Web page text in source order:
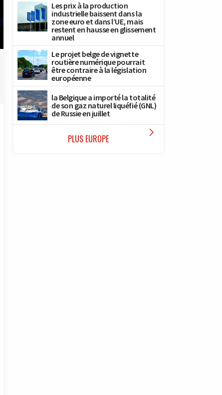
Les prix à la production
industrielle baissent dans la
zone euro et dans l’UE, mais
restent en hausse en glissement
annuel
Le projet belge de vignette
routière numérique pourrait
être contraire à la législation
européenne
la Belgique a importé la totalité
de son gaz naturel liquéfié (GNL)
de Russie en juillet
PLUS EUROPE 